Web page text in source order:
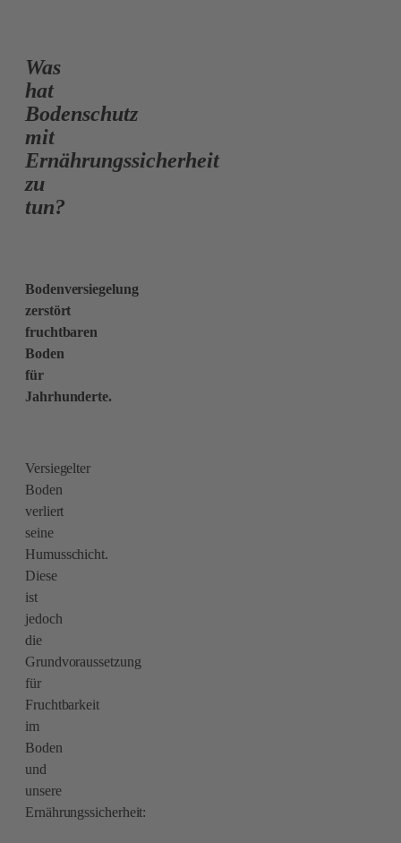
Was
hat
Bodenschutz
mit
Ernährungssicherheit
zu
tun?
Bodenversiegelung
zerstört
fruchtbaren
Boden
für
Jahrhunderte.
Versiegelter
Boden
verliert
seine
Humusschicht.
Diese
ist
jedoch
die
Grundvoraussetzung
für
Fruchtbarkeit
im
Boden
und
unsere
Ernährungssicherheit: